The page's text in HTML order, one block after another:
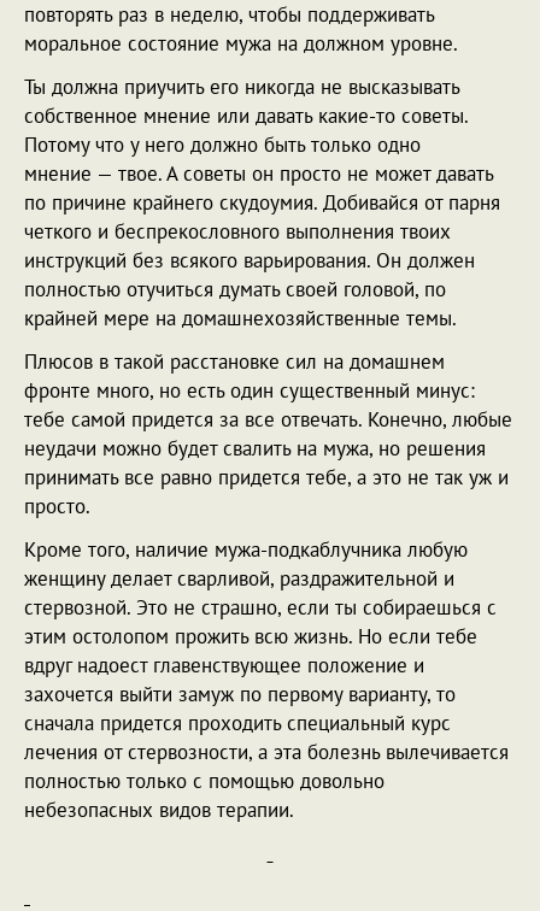
повторять раз в неделю, чтобы поддерживать
моральное состояние мужа на должном уровне.
Ты должна приучить его никогда не высказывать
собственное мнение или давать какие-то советы.
Потому что у него должно быть только одно
мнение — твое. А советы он просто не может давать
по причине крайнего скудоумия. Добивайся от парня
четкого и беспрекословного выполнения твоих
инструкций без всякого варьирования. Он должен
полностью отучиться думать своей головой, по
крайней мере на домашнехозяйственные темы.
Плюсов в такой расстановке сил на домашнем
фронте много, но есть один существенный минус:
тебе самой придется за все отвечать. Конечно, любые
неудачи можно будет свалить на мужа, но решения
принимать все равно придется тебе, а это не так уж и
просто.
Кроме того, наличие мужа-подкаблучника любую
женщину делает сварливой, раздражительной и
стервозной. Это не страшно, если ты собираешься с
этим остолопом прожить всю жизнь. Но если тебе
вдруг надоест главенствующее положение и
захочется выйти замуж по первому варианту, то
сначала придется проходить специальный курс
лечения от стервозности, а эта болезнь вылечивается
полностью только с помощью довольно
небезопасных видов терапии.